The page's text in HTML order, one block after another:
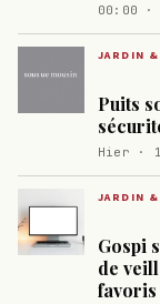
00:00 ·
JARDIN
Puits
Hier ·
JARDIN
Gospi
de
favoris